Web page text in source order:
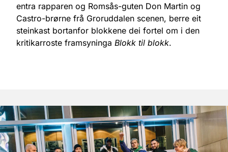
entra rapparen og Romsås-guten Don Martin og
Castro-brørne frå Groruddalen scenen, berre eit
steinkast bortanfor blokkene dei fortel om i den
kritikarroste framsyninga Blokk til blokk.